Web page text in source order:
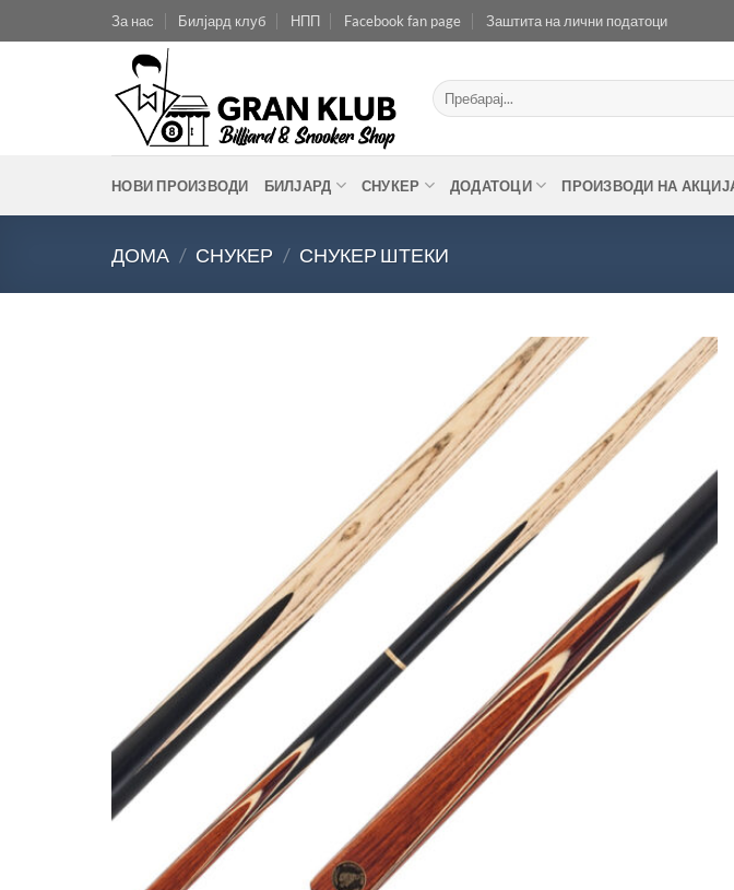
to
За нас Билјард клуб НПП Facebook fan page Заштита на лични податоци
Барај
за:
НОВИ ПРОИЗВОДИ БИЛЈАРД СНУКЕР ДОДАТОЦИ ПРОИЗВОДИ НА
ДОМА / СНУКЕР / СНУКЕР ШТЕКИ
Во
желботека